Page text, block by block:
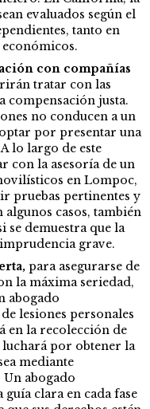
evaluados según el
tanto en
con compañías
tratar con las
compensación justa.
no conducen a un
por presentar una
lo largo de este
con la asesoría de un
en Lompoc,
pruebas pertinentes y
casos, también
se demuestra que la
grave.
para asegurarse de
la máxima seriedad,
abogado
lesiones personales
en la recolección de
luchará por obtener la
mediante
abogado
clara en cada fase